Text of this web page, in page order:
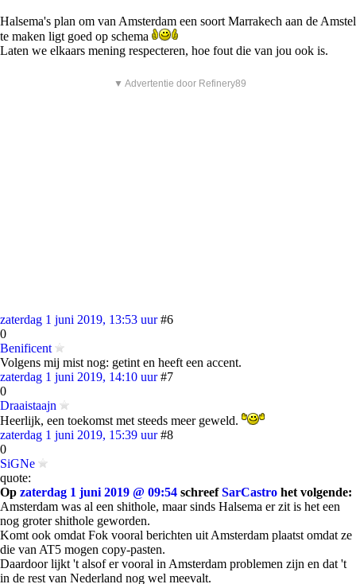
Halsema's plan om van Amsterdam een soort Marrakech aan de Amstel
te maken ligt goed op schema
Laten we elkaars mening respecteren, hoe fout die van jou ook is.
▼ Advertentie door Refinery89
zaterdag 1 juni 2019, 13:53 uur #6
0
Benificent
Volgens mij mist nog: getint en heeft een accent.
zaterdag 1 juni 2019, 14:10 uur #7
0
Draaistaajn
Heerlijk, een toekomst met steeds meer geweld.
zaterdag 1 juni 2019, 15:39 uur #8
0
SiGNe
quote:
Op zaterdag 1 juni 2019 @ 09:54 schreefSarCastro het volgende:
Amsterdam was al een shithole, maar sinds Halsema er zit is het een
nog groter shithole geworden.
Komt ook omdat Fok vooral berichten uit Amsterdam plaatst omdat ze
die van AT5 mogen copy-pasten.
Daardoor lijkt 't alsof er vooral in Amsterdam problemen zijn en dat 't
in de rest van Nederland nog wel meevalt.